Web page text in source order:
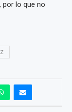
por lo que no